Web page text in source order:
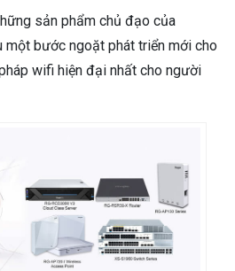
sản phẩm chủ đạo của
một bước ngoặt phát triển mới cho
wifi hiện đại nhất cho người